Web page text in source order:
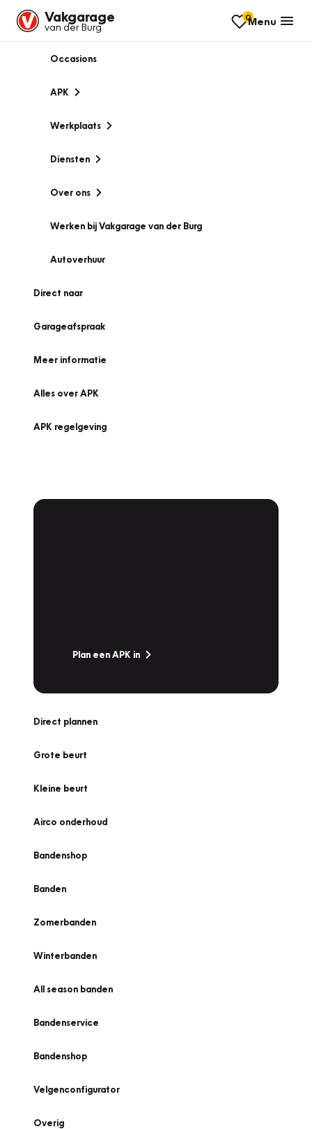
Vakgarage
van der Burg
0Menu
Occasions
APK
Werkplaats
Diensten
Over ons
Werken bij Vakgarage van der Burg
Autoverhuur
Direct naar
Garageafspraak
Meer informatie
Alles over APK
APK regelgeving
Plan een APK in
Direct plannen
Grote beurt
Kleine beurt
Airco onderhoud
Bandenshop
Banden
Zomerbanden
Winterbanden
All season banden
Bandenservice
Bandenshop
Velgenconfigurator
Overig